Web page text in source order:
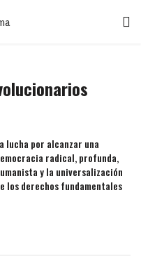
lucha por alcanzar una
radical, profunda,
y la universalización
los derechos fundamentales